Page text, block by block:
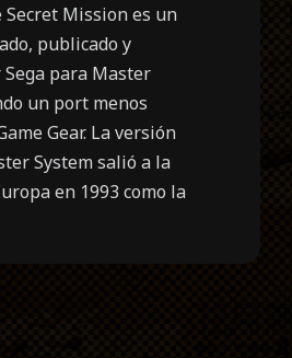
Mission es un
publicado y
para Master
un port menos
Gear. La versión
System salió a la
en 1993 como la